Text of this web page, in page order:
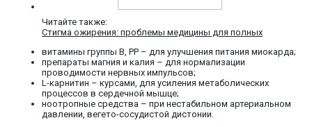
Читайте также:
Стигма ожирения: проблемы медицины для полных
витамины группы В, РР – для улучшения питания миокарда;
препараты магния и калия – для нормализации
проводимости нервных импульсов;
L-карнитин – курсами, для усиления метаболических
процессов в сердечной мышце;
ноотропные средства – при нестабильном артериальном
давлении, вегето-сосудистой дистонии.